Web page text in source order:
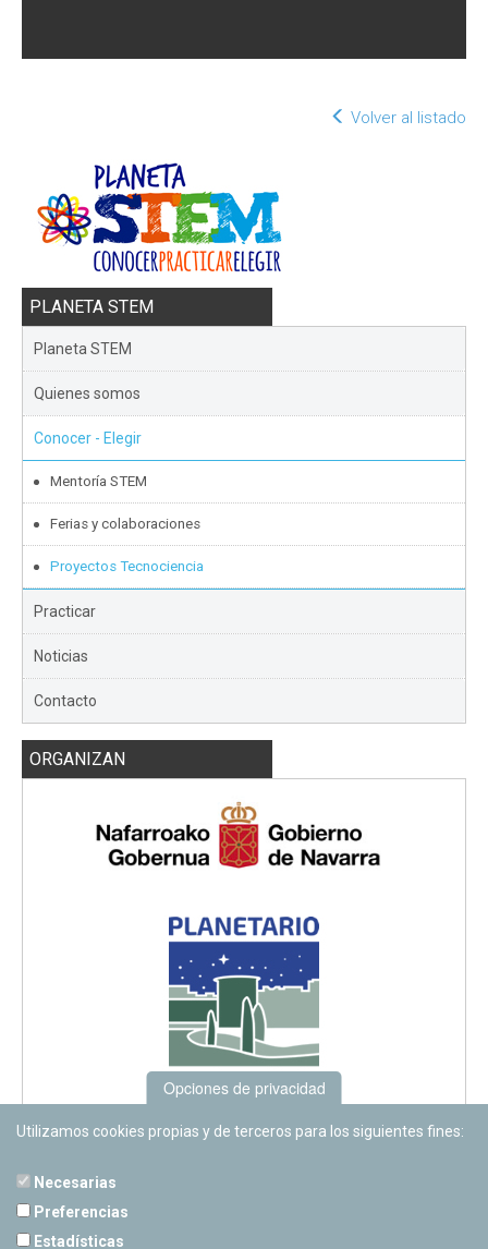
Volver al listado
PLANETA STEM
Planeta STEM
Quienes somos
Conocer - Elegir
Mentoría STEM
Ferias y colaboraciones
Proyectos Tecnociencia
Practicar
Noticias
Contacto
ORGANIZAN
Opciones de privacidad
Utilizamos cookies propias y de terceros para los siguientes fines:
Necesarias
Preferencias
Estadísticas